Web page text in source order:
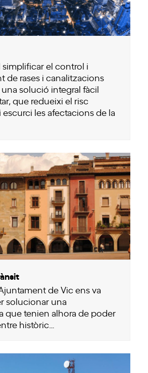
el control i
de rases i canalitzacions
solució integral fàcil
que redueixi el risc
escurci les afectacions de la
de Vic ens va
solucionar una
que tenien alhora de poder
històric…